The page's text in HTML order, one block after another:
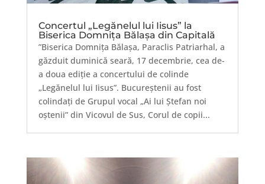
Concertul „Legănelul lui Iisus” la
Biserica Domnița Bălașa din Capitală
”Biserica Domniţa Bălaşa, Paraclis Patriarhal, a
găzduit duminică seară, 17 decembrie, cea de-
a doua ediție a concertului de colinde
„Legănelul lui Iisus”. Bucureștenii au fost
colindați de Grupul vocal „Ai lui Ştefan noi
oştenii” din Vicovul de Sus, Corul de copii...